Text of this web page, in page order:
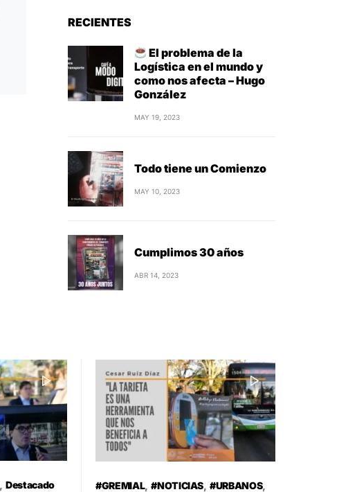
RECIENTES
El problema de la
Logística en el mundo y
como nos afecta – Hugo
González
MAY 19, 2023
Todo tiene un Comienzo
MAY 10, 2023
Cumplimos 30 años
ABR 14, 2023
Destacado #GREMIAL #NOTICIAS #URBANOS